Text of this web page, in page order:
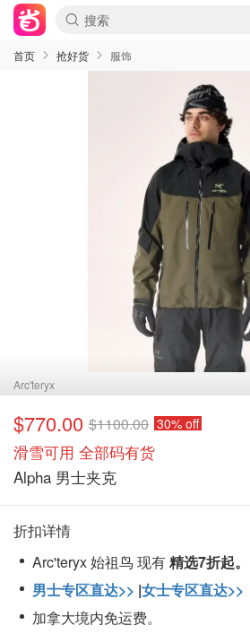
首页 抢好货 服饰
Arc'teryx
$770.00 $1100.00 30% off
滑雪可用 全部码有货
Alpha 男士夹克
折扣详情
Arc'teryx 始祖鸟 现有精选7折起。
男士专区直达>> |女士专区直达>>
加拿大境内免运费。